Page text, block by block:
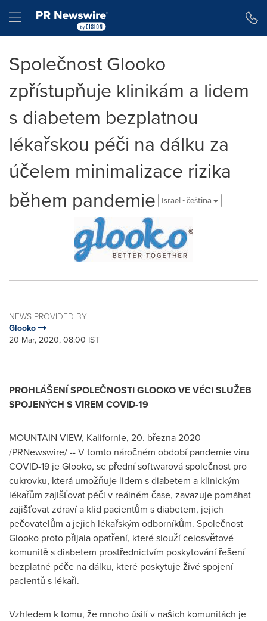
Hamburger menu
Společnost Glooko
zpřístupňuje klinikám a lidem
s diabetem bezplatnou
lékařskou péči na dálku za
účelem minimalizace rizika
během pandemie
Israel - čeština
NEWS PROVIDED BY
Glooko
20 Mar, 2020, 08:00 IST
PROHLÁŠENÍ SPOLEČNOSTI GLOOKO VE VÉCI SLUŽEB
SPOJENÝCH S VIREM COVID-19
MOUNTAIN VIEW, Kalifornie, 20. března 2020
/PRNewswire/ -- V tomto náročném období pandemie viru
COVID-19 je Glooko, se přední softwarová společnost pro
cukrovku, která umožňuje lidem s diabetem a klinickým
lékařům zajišťovat péči v reálném čase, zavazuje pomáhat
zajišťovat zdraví a klid pacientům s diabetem, jejich
pečovatelům a jejich lékařským odborníkům. Společnost
Glooko proto přijala opatření, které slouží celosvětové
komunitě s diabetem prostřednictvím poskytování řešení
bezplatné péče na dálku, které poskytuje živé spojení
pacientů s lékaři.
Vzhledem k tomu, že mnoho úsilí v našich komunitách je